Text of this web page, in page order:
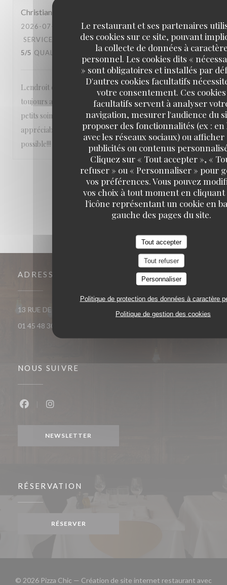
Le restaurant et ses partenaires
des cookies sur ce site, pouvant
la collecte de données à
personnel. Les cookies dits «
» sont obligatoires et installés par
D'autres cookies facultatifs
votre consentement. Ces cookies
facultatifs servent à analyser
navigation, mesurer l'audience du
proposer des fonctionnalités (ex : en
avec les réseaux sociaux) ou afficher
publicités ou contenus
Cliquez sur « Tout accepter », «
refuser » ou « Personnaliser » pour
vos préférences. Vous pouvez
vos choix à tout moment en
l'icône représentant un cookie en
gauche des pages du site.
Tout accepter
Tout refuser
Personnaliser
Politique de protection des données à caractère
Politique de gestion des cookies
Christian
2026-07-19
- 12:30 - COUVERTS 1
SERVICE
AMBIANCE: 5/5 CUISINE:
5/5 QUALITÉ / PRIX 5/5
L.endroit est calme, niché dans un 6e arrondissement
toujours aussi agréable, le personnel est très sympa et aux
petits soins, les pizzas sont délicieuses et les vins très
appréciables On n’hésite pas à y retourner dès que
possible!!!
1 2 3
ADRESSE
13 RUE DE MEZIERES 75006 Paris
01 45 48 30 38
NOUS SUIVRE
NEWSLETTER
RÉSERVATION
RÉSERVER
© 2026 Pizza Chic — Création de site internet restaurant avec